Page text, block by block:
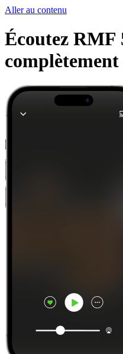
Aller au contenu
Écoutez RMF